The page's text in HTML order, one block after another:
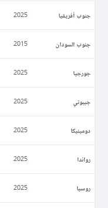
جنوب أفريقيا 2025
جنوب السودان 2015
جورجيا 2025
جيبوتي 2025
دومينيكا 2025
رواندا 2025
روسيا 2025